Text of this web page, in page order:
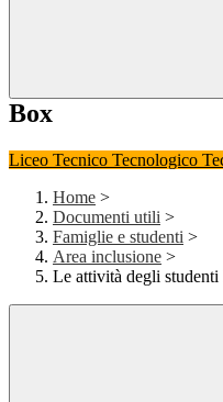
Box
Liceo Tecnico Tecnologico
Home >
Documenti utili >
Famiglie e studenti >
Area inclusione >
Le attività degli